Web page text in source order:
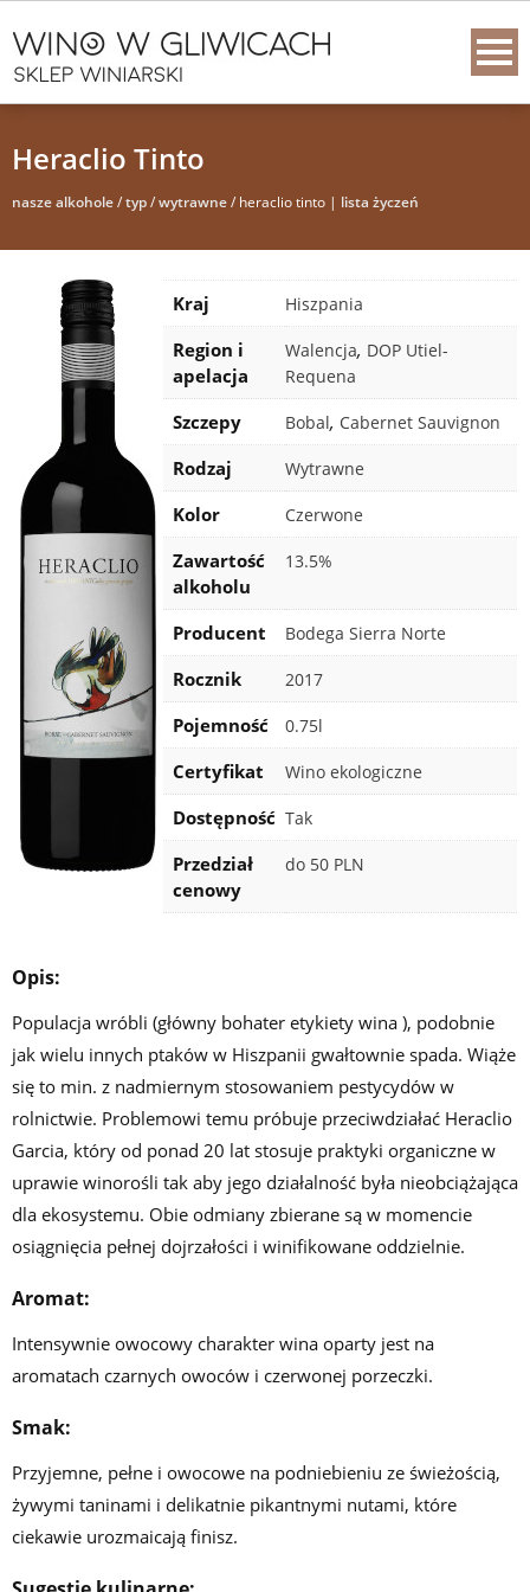
Heraclio Tinto
nasze alkohole/typ/wytrawne/ heraclio tinto | lista życzeń
Kraj Hiszpania
Region i
apelacja
Walencja, DOP Utiel-
Requena
Szczepy Bobal, Cabernet Sauvignon
Rodzaj Wytrawne
Kolor Czerwone
Zawartość
alkoholu
13.5%
Producent Bodega Sierra Norte
Rocznik 2017
Pojemność 0.75l
Certyfikat Wino ekologiczne
Dostępność Tak
Przedział
cenowy
do 50 PLN
Opis:
Populacja wróbli (główny bohater etykiety wina ), podobnie
jak wielu innych ptaków w Hiszpanii gwałtownie spada. Wiąże
się to min. z nadmiernym stosowaniem pestycydów w
rolnictwie. Problemowi temu próbuje przeciwdziałać Heraclio
Garcia, który od ponad 20 lat stosuje praktyki organiczne w
uprawie winorośli tak aby jego działalność była nieobciążająca
dla ekosystemu. Obie odmiany zbierane są w momencie
osiągnięcia pełnej dojrzałości i winifikowane oddzielnie.
Aromat:
Intensywnie owocowy charakter wina oparty jest na
aromatach czarnych owoców i czerwonej porzeczki.
Smak:
Przyjemne, pełne i owocowe na podniebieniu ze świeżością,
żywymi taninami i delikatnie pikantnymi nutami, które
ciekawie urozmaicają finisz.